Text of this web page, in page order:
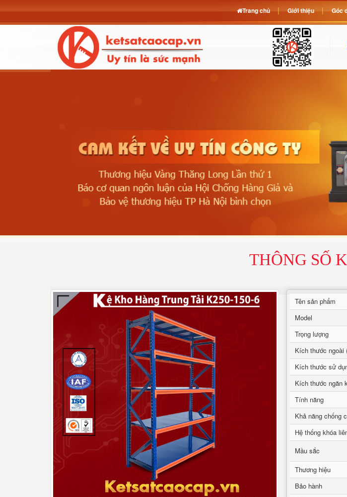
THÔNG SỐ
Tên sản phẩm
Model
Trọng lượng
Kích thước ngoài
Kích thước sử
Kích thước ngăn
Tính năng
Khả năng chống
Hệ thống khóa
Mầu sắc
Thương hiệu
Bảo hành
Trang chủ Giới thiệu Góc